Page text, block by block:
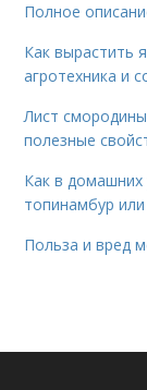
Полное
Как вырастить
агротехника и
Лист
полезные
Как в
топинамбур
Польза и вред